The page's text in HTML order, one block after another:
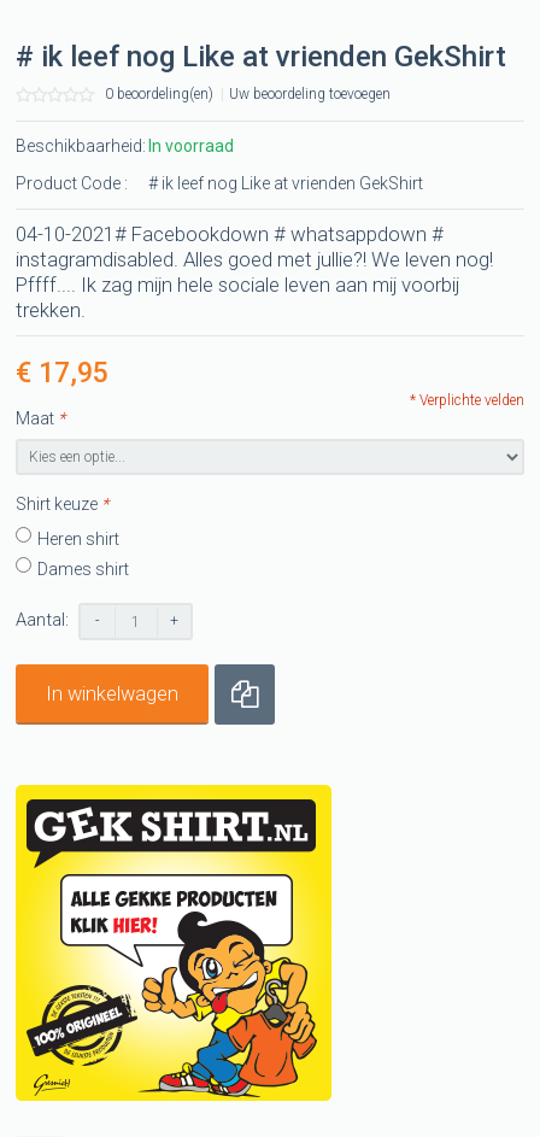
# ik leef nog Like at vrienden GekShirt
0 beoordeling(en) Uw beoordeling toevoegen
Beschikbaarheid: In voorraad
Product Code :
# ik leef nog Like at vrienden GekShirt
04-10-2021# Facebookdown # whatsappdown #
instagramdisabled. Alles goed met jullie?! We leven nog!
Pffff.... Ik zag mijn hele sociale leven aan mij voorbij
trekken.
€ 17,95
*
Maat
*
Shirt keuze
Heren shirt
Dames shirt
* Verplichte velden
Aantal: - +
In winkelwagen